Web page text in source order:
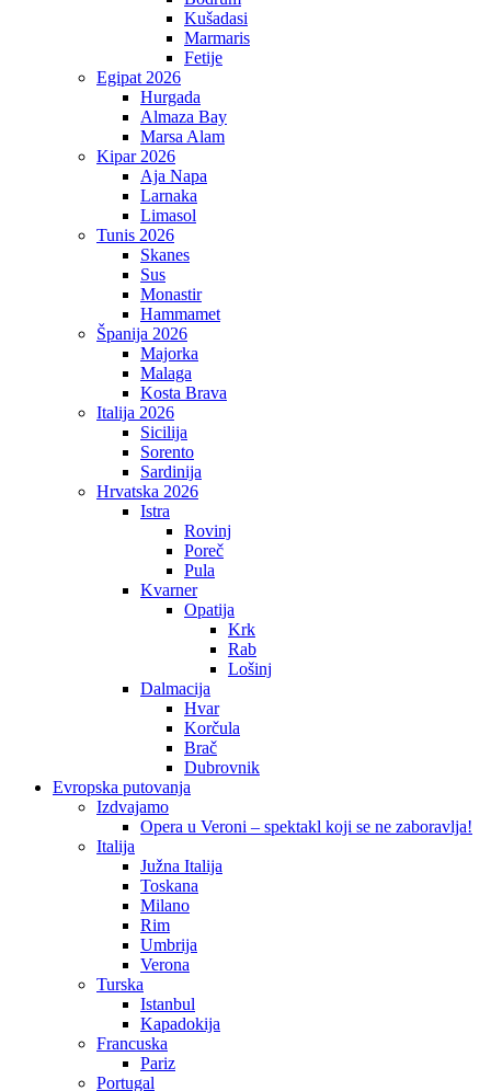
Kušadasi
Marmaris
Fetije
Egipat 2026
Hurgada
Almaza Bay
Marsa Alam
Kipar 2026
Aja Napa
Larnaka
Limasol
Tunis 2026
Skanes
Sus
Monastir
Hammamet
Španija 2026
Majorka
Malaga
Kosta Brava
Italija 2026
Sicilija
Sorento
Sardinija
Hrvatska 2026
Istra
Rovinj
Poreč
Pula
Kvarner
Opatija
Krk
Rab
Lošinj
Dalmacija
Hvar
Korčula
Brač
Dubrovnik
Evropska putovanja
Izdvajamo
Opera u Veroni – spektakl koji se ne zaboravlja!
Italija
Južna Italija
Toskana
Milano
Rim
Umbrija
Verona
Turska
Istanbul
Kapadokija
Francuska
Pariz
Portugal